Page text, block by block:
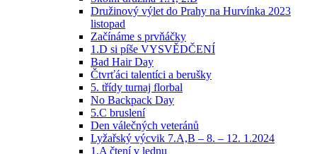
Družinový výlet do Prahy na Hurvínka 2023
listopad
Začínáme s prvňáčky
1.D si píše VYSVĚDČENÍ
Bad Hair Day
Čtvrťáci talentíci a berušky
5. třídy turnaj florbal
No Backpack Day
5.C bruslení
Den válečných veteránů
Lyžařský výcvik 7.A,B – 8. – 12. 1.2024
1.A čtení v lednu